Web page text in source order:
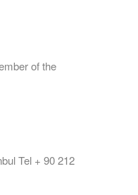
of the
Tel + 90 212